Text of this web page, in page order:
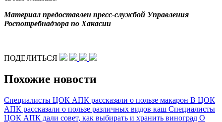
Материал предоставлен пресс-службой Управления
Роспотребнадзора по Хакасии
ПОДЕЛИТЬСЯ
Похожие новости
Специалисты ЦОК АПК рассказали о пользе макарон В ЦОК
АПК рассказали о пользе различных видов каш Специалисты
ЦОК АПК дали совет, как выбирать и хранить виноград О